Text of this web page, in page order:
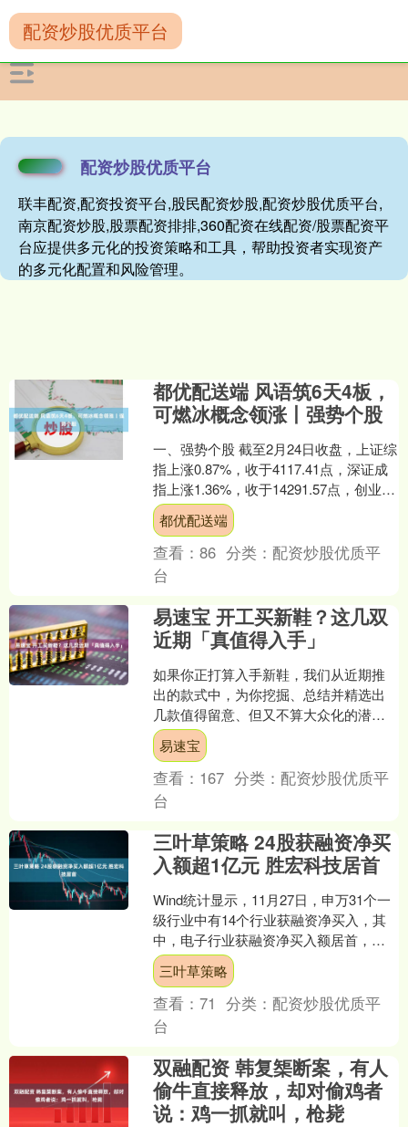
配资炒股优质平台
联丰配资,配资投资平台,股民配资炒股,配资炒股优质平台,
南京配资炒股,股票配资排排,360配资在线配资/股票配资平
台应提供多元化的投资策略和工具，帮助投资者实现资产
的多元化配置和风险管理。
配资炒股优质平台
都优配送端 风语筑6天4板，
可燃冰概念领涨丨强势个股
一、强势个股 截至2月24日收盘，上证综
指上涨0.87%，收于4117.41点，深证成
指上涨1.36%，收于14291.57点，创业板
指上涨0.99%，收于33....
都优配送端
查看：86 分类： 配资炒股优质平
台
易速宝 开工买新鞋？这几双
近期「真值得入手」
如果你正打算入手新鞋，我们从近期推
出的款式中，为你挖掘、总结并精选出
几款值得留意、但又不算大众化的潜力
之选。 包括 OAMC 将户外鞋款拉入时装
语境的新尝试，K....
易速宝
查看： 167 分类： 配资炒股优质平
台
三叶草策略 24股获融资净买
入额超1亿元 胜宏科技居首
Wind统计显示，11月27日，申万31个一
级行业中有14个行业获融资净买入，其
中，电子行业获融资净买入额居首，当
日净买入27.14亿元；获融资净买入居前
的行业....
三叶草策略
查看：71 分类： 配资炒股优质平
台
双融配资 韩复榘断案，有人
偷牛直接释放，却对偷鸡者
说：鸡一抓就叫，枪毙